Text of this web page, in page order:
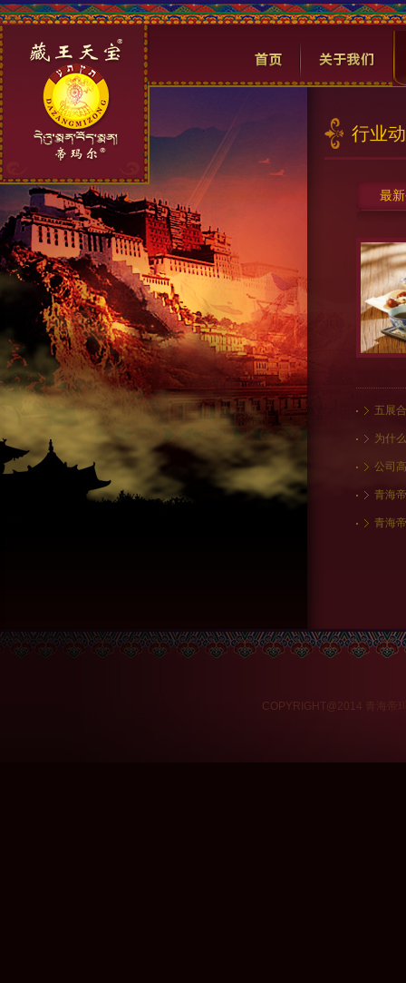
行业
最
五展
为什
公司
青海
青海
COPYRIGHT@2014 青海帝